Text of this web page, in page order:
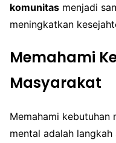
komunitas menjadi
meningkatkan
Memahami
Masyarakat
Memahami kebutuhan
mental adalah